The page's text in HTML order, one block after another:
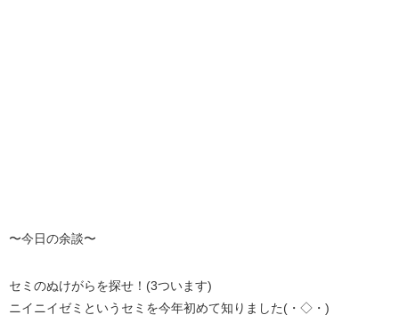
〜今日の余談〜
セミのぬけがらを探せ！(3ついます)
ニイニイゼミというセミを今年初めて知りました(・◇・)